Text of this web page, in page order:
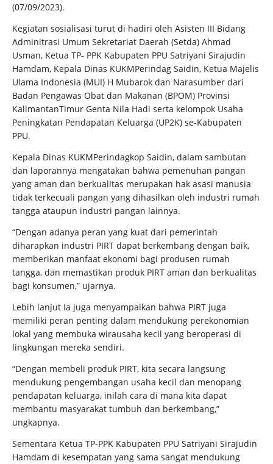
(07/09/2023).
Kegiatan sosialisasi turut di hadiri oleh Asisten III Bidang
Adminitrasi Umum Sekretariat Daerah (Setda) Ahmad
Usman, Ketua TP- PPK Kabupaten PPU Satriyani Sirajudin
Hamdam, Kepala Dinas KUKMPerindag Saidin, Ketua Majelis
Ulama Indonesia (MUI) H Mubarok dan Narasumber dari
Badan Pengawas Obat dan Makanan (BPOM) Provinsi
KalimantanTimur Genta Nila Hadi serta kelompok Usaha
Peningkatan Pendapatan Keluarga (UP2K) se-Kabupaten
PPU.
Kepala Dinas KUKMPerindagkop Saidin, dalam sambutan
dan laporannya mengatakan bahwa pemenuhan pangan
yang aman dan berkualitas merupakan hak asasi manusia
tidak terkecuali pangan yang dihasilkan oleh industri rumah
tangga ataupun industri pangan lainnya.
“Dengan adanya peran yang kuat dari pemerintah
diharapkan industri PIRT dapat berkembang dengan baik,
memberikan manfaat ekonomi bagi produsen rumah
tangga, dan memastikan produk PIRT aman dan berkualitas
bagi konsumen,” ujarnya.
Lebih lanjut Ia juga menyampaikan bahwa PIRT juga
memiliki peran penting dalam mendukung perekonomian
lokal yang membuka wirausaha kecil yang beroperasi di
lingkungan mereka sendiri.
“Dengan membeli produk PIRT, kita secara langsung
mendukung pengembangan usaha kecil dan menopang
pendapatan keluarga, inilah cara di mana kita dapat
membantu masyarakat tumbuh dan berkembang,”
ungkapnya.
Sementara Ketua TP-PPK Kabupaten PPU Satriyani Sirajudin
Hamdam di kesempatan yang sama sangat mendukung